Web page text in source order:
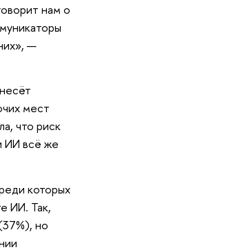
нам о
—
мест
что риск
ИИ всё же
которых
ИИ. Так,
но